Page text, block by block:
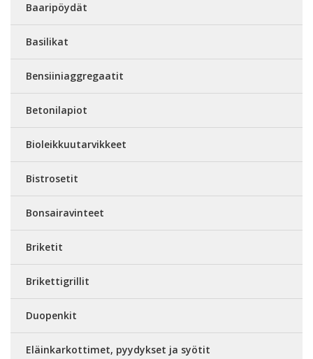
Baaripöydät
Basilikat
Bensiiniaggregaatit
Betonilapiot
Bioleikkuutarvikkeet
Bistrosetit
Bonsairavinteet
Briketit
Brikettigrillit
Duopenkit
Eläinkarkottimet, pyydykset ja syötit